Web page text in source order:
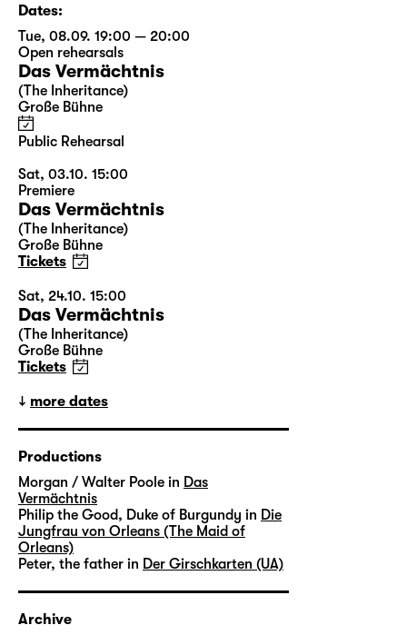
Dates:
Tue, 08.09. 19:00 — 20:00
Open rehearsals
Das Vermächtnis
(The Inheritance)
Große Bühne
Public Rehearsal
Sat, 03.10. 15:00
Premiere
Das Vermächtnis
(The Inheritance)
Große Bühne
Tickets
Sat, 24.10. 15:00
Das Vermächtnis
(The Inheritance)
Große Bühne
Tickets
more dates
Productions
Morgan / Walter Poole in Das
Vermächtnis
Philip the Good, Duke of Burgundy in Die
Jungfrau von Orleans (The Maid of
Orleans)
Peter, the father in Der Girschkarten (UA)
Archive